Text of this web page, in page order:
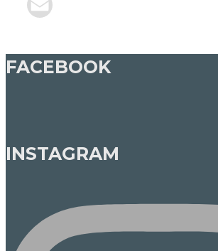
FACEBOOK
INSTAGRAM